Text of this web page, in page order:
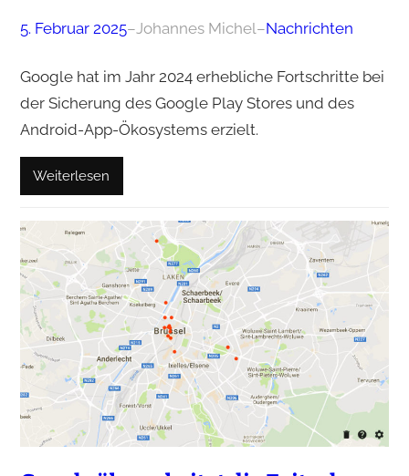
5. Februar 2025–Johannes Michel–Nachrichten
Google hat im Jahr 2024 erhebliche Fortschritte bei
der Sicherung des Google Play Stores und des
Android-App-Ökosystems erzielt.
Weiterlesen